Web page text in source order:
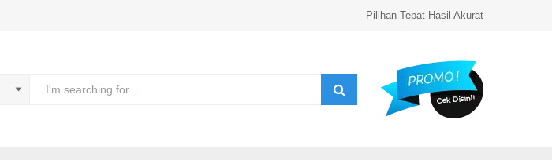
Pilihan Tepat Hasil Akurat